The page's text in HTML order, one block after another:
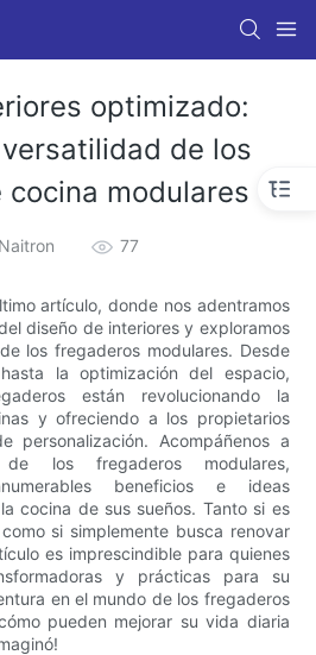
optimizado:
de los
modulares
Naitron 77
artículo, donde nos adentramos
diseño de interiores y exploramos
los fregaderos modulares. Desde
la optimización del espacio,
están revolucionando la
y ofreciendo a los propietarios
personalización. Acompáñenos a
los fregaderos modulares,
beneficios e ideas
cocina de sus sueños. Tanto si es
si simplemente busca renovar
es imprescindible para quienes
y prácticas para su
en el mundo de los fregaderos
pueden mejorar su vida diaria